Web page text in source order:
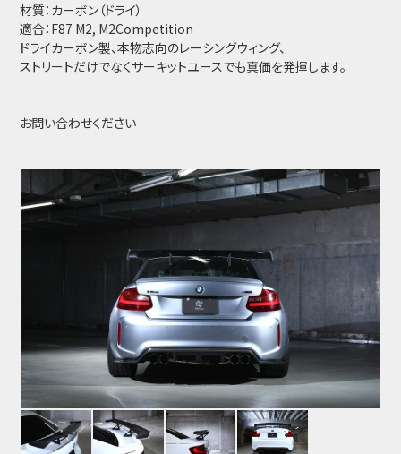
材質：カーボン（ドライ）
適合：F87 M2, M2Competition
ドライカーボン製、本物志向のレーシングウィング、
ストリートだけでなくサーキットユースでも真価を発揮します。
お問い合わせください